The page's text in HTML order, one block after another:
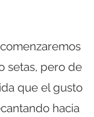
setas, pero de
que el gusto
hacia